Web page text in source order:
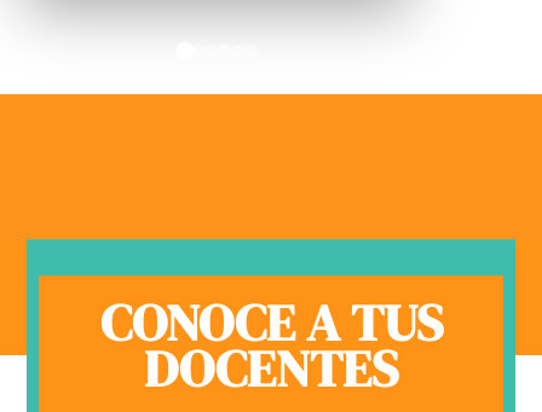
CONOCE A TUS
DOCENTES